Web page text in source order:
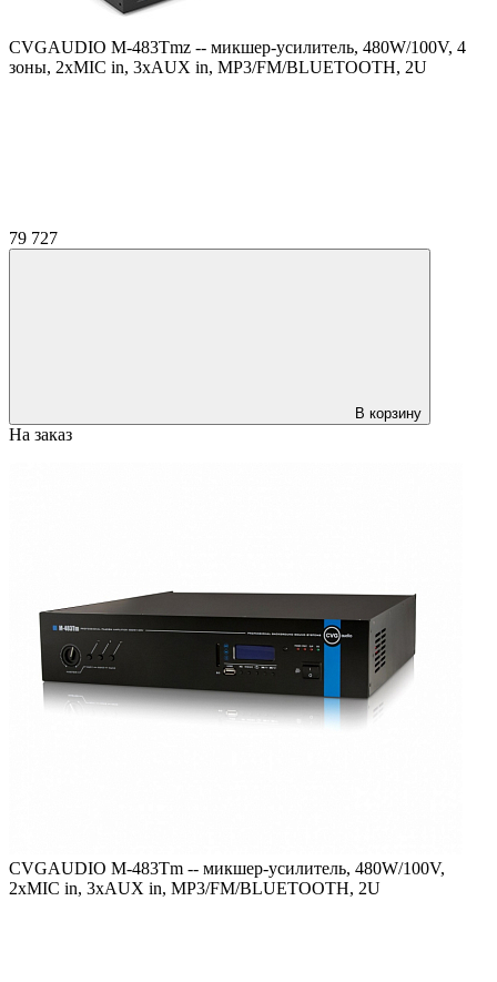
CVGAUDIO M-483Tmz -- микшер-усилитель, 480W/100V, 4
зоны, 2xMIC in, 3xAUX in, MP3/FM/BLUETOOTH, 2U
79 727
В корзину
На заказ
CVGAUDIO M-483Tm -- микшер-усилитель, 480W/100V,
2xMIC in, 3xAUX in, MP3/FM/BLUETOOTH, 2U